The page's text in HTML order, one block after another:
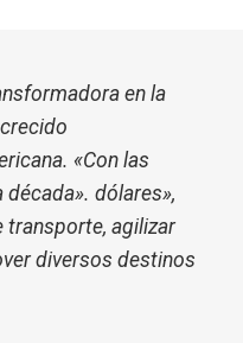
en la
«Con las
dólares»,
transporte, agilizar
diversos destinos